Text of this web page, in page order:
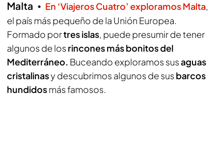
Malta En ‘Viajeros Cuatro’ exploramos Malta,
el país más pequeño de la Unión Europea.
Formado portres islas, puede presumir de tener
algunos de los rincones más bonitos del
Mediterráneo. Buceando exploramos susaguas
cristalinasy descubrimos algunos de sus barcos
hundidosmás famosos.